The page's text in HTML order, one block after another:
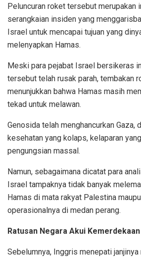
Peluncuran roket tersebut merupakan
serangkaian insiden yang
Israel untuk mencapai tujuan yang
melenyapkan Hamas.
Meski para pejabat Israel bersikeras
tersebut telah rusak parah, tembakan
menunjukkan bahwa Hamas masih
tekad untuk melawan.
Genosida telah menghancurkan Gaza,
kesehatan yang kolaps, kelaparan
pengungsian massal.
Namun, sebagaimana dicatat para
Israel tampaknya tidak banyak
Hamas di mata rakyat Palestina
operasionalnya di medan perang.
Ratusan Negara Akui
Sebelumnya, Inggris menepati janjinya